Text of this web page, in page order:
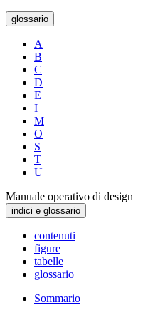
glossario
A
B
C
D
E
I
M
O
S
T
U
Manuale operativo di design
indici e glossario
contenuti
figure
tabelle
glossario
Sommario